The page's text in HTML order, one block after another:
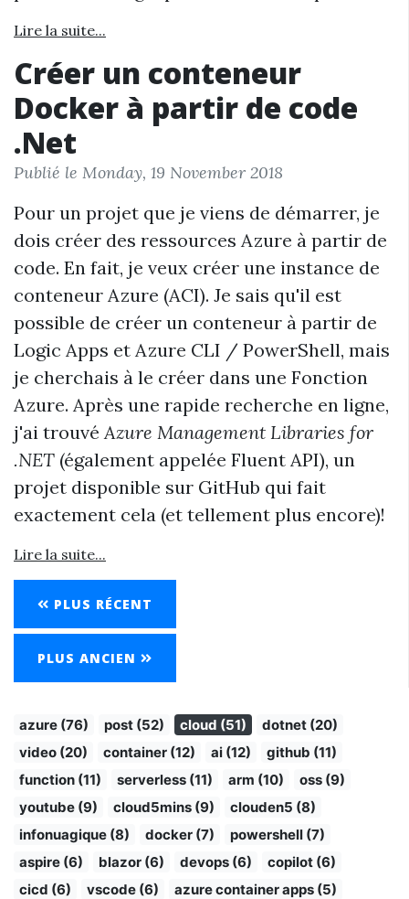
Lire la suite...
Créer un conteneur
Docker à partir de code
.Net
Publié le Monday, 19 November 2018
Pour un projet que je viens de démarrer, je
dois créer des ressources Azure à partir de
code. En fait, je veux créer une instance de
conteneur Azure (ACI). Je sais qu'il est
possible de créer un conteneur à partir de
Logic Apps et Azure CLI / PowerShell, mais
je cherchais à le créer dans une Fonction
Azure. Après une rapide recherche en ligne,
j'ai trouvéAzure Management Libraries for
.NET (également appelée Fluent API), un
projet disponible sur GitHub qui fait
exactement cela (et tellement plus encore)!
Lire la suite...
PLUS RÉCENT
PLUS ANCIEN
azure (76) post (52) cloud (51)
dotnet (20)
video (20)
container (12) ai (12)
github (11)
function (11)
serverless (11) arm (10)
oss (9)
youtube (9)
cloud5mins (9)
clouden5 (8)
infonuagique (8)
docker (7)
powershell (7)
aspire (6)
blazor (6) devops (6)
copilot (6)
cicd (6)
vscode (6)
azure container apps (5)